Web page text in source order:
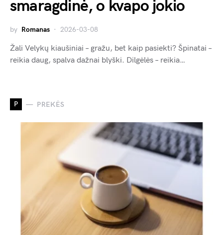
smaragdinė, o kvapo jokio
by Romanas 2026-03-08
Žali Velykų kiaušiniai – gražu, bet kaip pasiekti? Špinatai –
reikia daug, spalva dažnai blyški. Dilgėlės – reikia…
P PREKĖS